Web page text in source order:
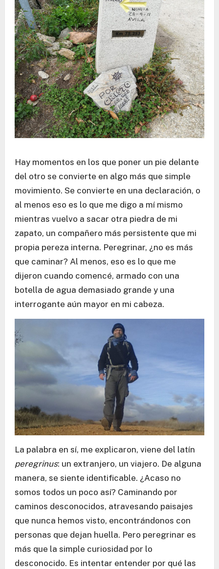
Hay momentos en los que poner un pie delante
del otro se convierte en algo más que simple
movimiento. Se convierte en una declaración, o
al menos eso es lo que me digo a mí mismo
mientras vuelvo a sacar otra piedra de mi
zapato, un compañero más persistente que mi
propia pereza interna. Peregrinar, ¿no es más
que caminar? Al menos, eso es lo que me
dijeron cuando comencé, armado con una
botella de agua demasiado grande y una
interrogante aún mayor en mi cabeza.
La palabra en sí, me explicaron, viene del latín
peregrinus: un extranjero, un viajero. De alguna
manera, se siente identificable. ¿Acaso no
somos todos un poco así? Caminando por
caminos desconocidos, atravesando paisajes
que nunca hemos visto, encontrándonos con
personas que dejan huella. Pero peregrinar es
más que la simple curiosidad por lo
desconocido. Es intentar entender por qué las